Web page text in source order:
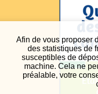
Afin de vous proposer
des statistiques de
susceptibles de
machine. Cela ne
préalable, votre